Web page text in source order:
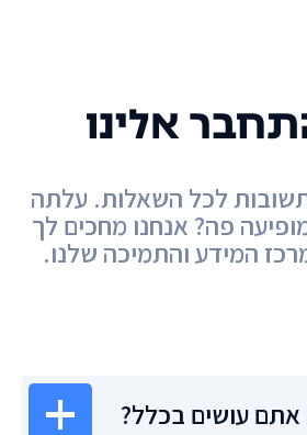
עושים בכלל?
אלינו
לכל השאלות. עלתה
פה? אנחנו מחכים לך
המידע והתמיכה שלנו.